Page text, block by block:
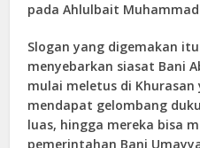
pada Ahlulbait
Slogan yang digemakan
menyebarkan siasat Bani
mulai meletus di Khurasan
mendapat gelombang
luas, hingga mereka bisa
pemerintahan Bani